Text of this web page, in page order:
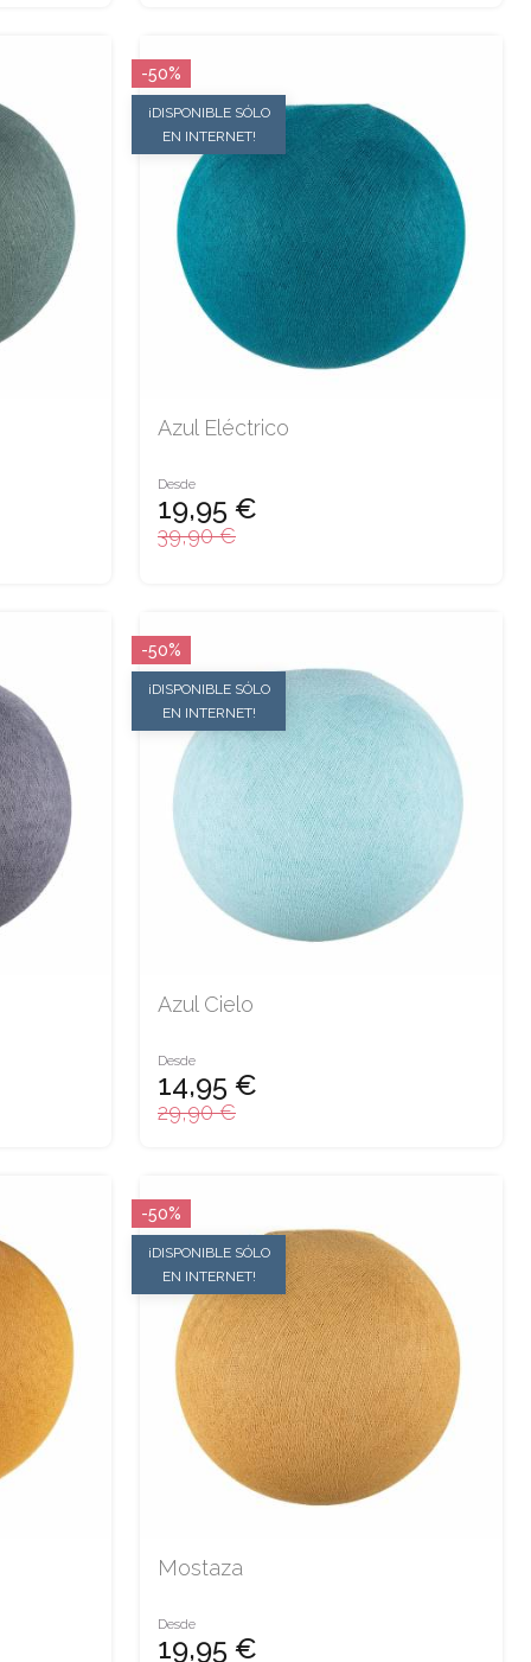
¡DISPONIBLE SÓLO
EN INTERNET!
-50%
Azul Eléctrico
Desde
19,95 €
39,90 €
¡DISPONIBLE SÓLO
EN INTERNET!
-50%
Azul Cielo
Desde
14,95 €
29,90 €
¡DISPONIBLE SÓLO
EN INTERNET!
-50%
Mostaza
Desde
19,95 €